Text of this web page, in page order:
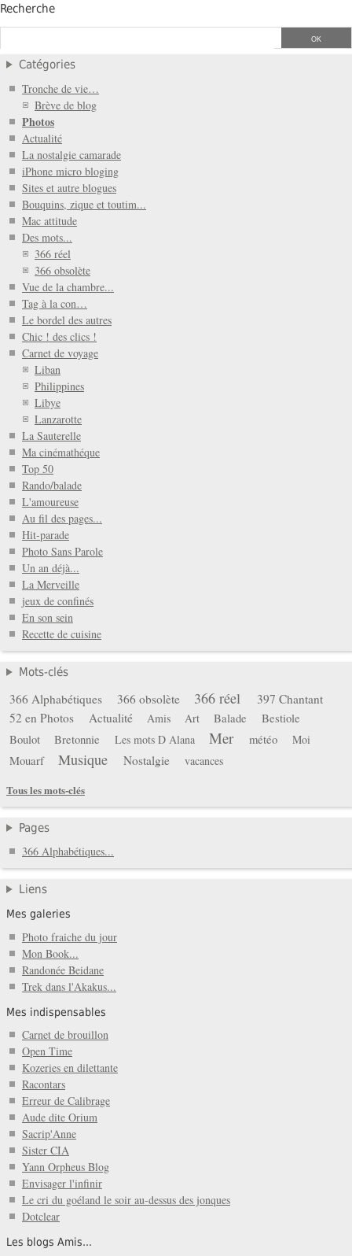
Recherche
Catégories
Tronche de vie…
Brève de blog
Photos
Actualité
La nostalgie camarade
iPhone micro bloging
Sites et autre blogues
Bouquins, zique et toutim...
Mac attitude
Des mots...
366 réel
366 obsolète
Vue de la chambre...
Tag à la con…
Le bordel des autres
Chic ! des clics !
Carnet de voyage
Liban
Philippines
Libye
Lanzarotte
La Sauterelle
Ma cinémathéque
Top 50
Rando/balade
L'amoureuse
Au fil des pages...
Hit-parade
Photo Sans Parole
Un an déjà...
La Merveille
jeux de confinés
En son sein
Recette de cuisine
Mots-clés
366 Alphabétiques 366 obsolète 366 réel
397 Chantant
52 en Photos
Actualité Amis Art Balade
Bestiole
Boulot
Bretonnie Les mots D Alana Mer météo Moi
Mouarf Musique Nostalgie
vacances
Tous les mots-clés
Pages
366 Alphabétiques...
Liens
Mes galeries
Photo fraiche du jour
Mon Book...
Randonée Beidane
Trek dans l'Akakus...
Mes indispensables
Carnet de brouillon
Open Time
Kozeries en dilettante
Racontars
Erreur de Calibrage
Aude dite Orium
Sacrip'Anne
Sister CIA
Yann Orpheus Blog
Envisager l'infinir
Le cri du goéland le soir au-dessus des jonques
Dotclear
Les blogs Amis...